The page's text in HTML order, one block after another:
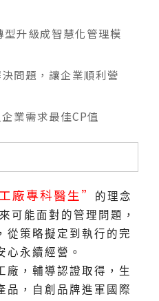
升級成智慧化管理模
問題，讓企業順利營
業需求最佳CP值
廠專科醫生”
的理念
可能面對的管理問題，
從策略擬定到執行的完
心永續經營。
廠，輔導認證取得，生
品，自創品牌進軍國際